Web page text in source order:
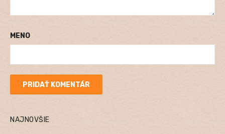
MENO
NAJNOVŠIE